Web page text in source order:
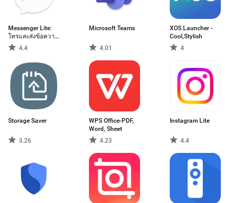
Messenger Lite:
โทรและส่งข้อความ
ได้ฟรี4.4
Microsoft Teams
4.01
XOS Launcher -
Cool,Stylish
4
Storage Saver
3.26
WPS Office-PDF,
Word, Sheet
4.23
Instagram Lite
4.4